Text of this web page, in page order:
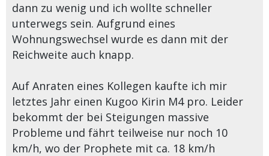
dann zu wenig und ich wollte schneller
unterwegs sein. Aufgrund eines
Wohnungswechsel wurde es dann mit der
Reichweite auch knapp.
Auf Anraten eines Kollegen kaufte ich mir
letztes Jahr einen Kugoo Kirin M4 pro. Leider
bekommt der bei Steigungen massive
Probleme und fährt teilweise nur noch 10
km/h, wo der Prophete mit ca. 18 km/h